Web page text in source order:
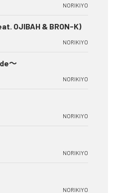
NORIKIYO
OJIBAH & BRON-K)
NORIKIYO
～
NORIKIYO
NORIKIYO
NORIKIYO
NORIKIYO